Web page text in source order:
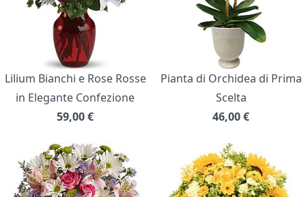
Lilium Bianchi e Rose Rosse
in Elegante Confezione
59,00€
Pianta di Orchidea di Prima
Scelta
46,00€